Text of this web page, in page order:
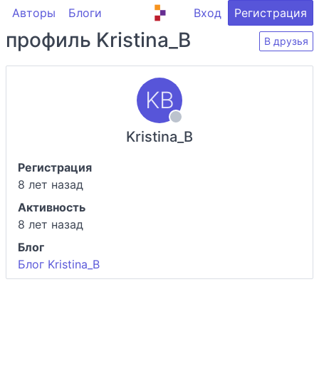
Авторы Блоги Вход Регистрация
профиль Kristina_B В друзья
Kristina_B
Регистрация
8 лет назад
Активность
8 лет назад
Блог
Блог Kristina_B